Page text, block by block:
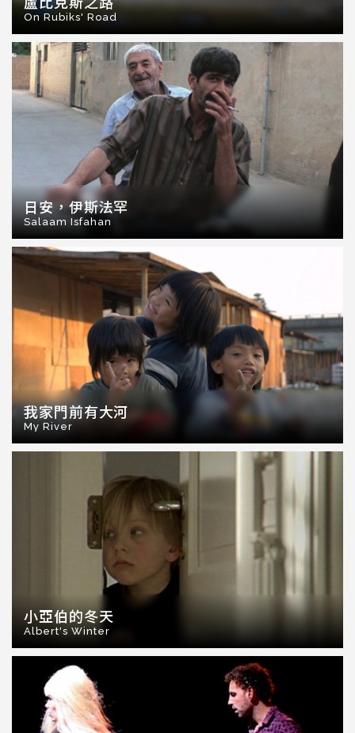
On Rubiks' Road
日安，伊斯法罕
Salaam Isfahan
我家門前有大河
My River
小亞伯的冬天
Albert's Winter